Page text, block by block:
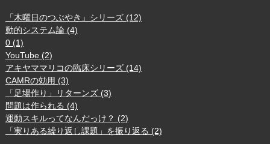
「木曜日のつぶやき」シリーズ (12)
動的システム論 (4)
0 (1)
YouTube (2)
アキヤママリコの臨床シリーズ (14)
CAMRの効用 (3)
「足場作り」リターンズ (3)
問題は作られる (4)
運動スキルってなんだっけ？ (2)
「実りある繰り返し課題」を振り返る (2)